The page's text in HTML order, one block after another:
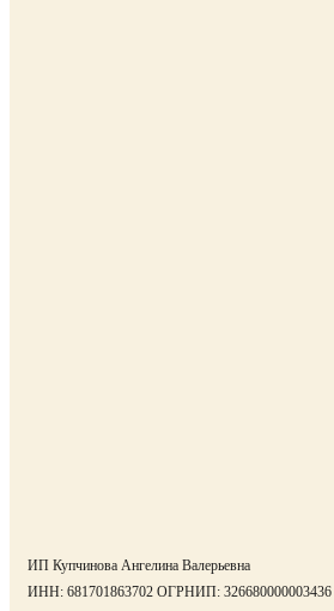
ИП Купчинова Ангелина Валерьевна
ИНН: 681701863702 ОГРНИП: 326680000003436